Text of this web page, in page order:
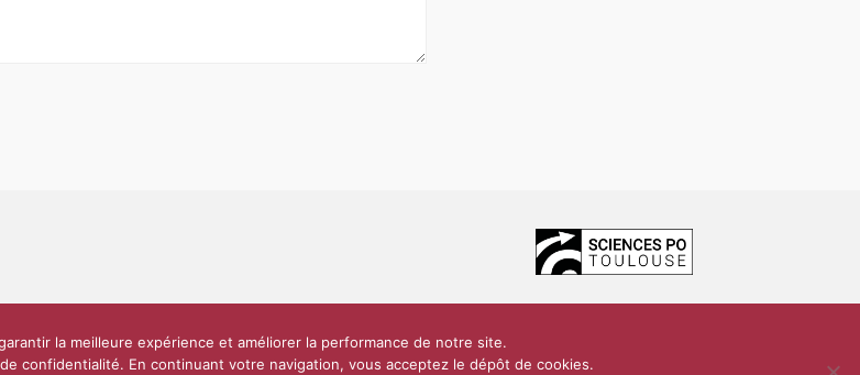
Réseau ScPo Mentions légales Politique de confidentialité Plan du site
la meilleure expérience et améliorer la performance de notre site.
confidentialité. En continuant votre navigation, vous acceptez le dépôt de cookies.